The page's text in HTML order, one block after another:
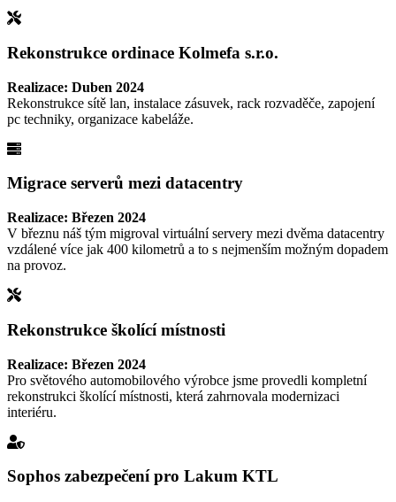
Rekonstrukce ordinace Kolmefa s.r.o.
Realizace: Duben 2024
Rekonstrukce sítě lan, instalace zásuvek, rack rozvaděče, zapojení
pc techniky, organizace kabeláže.
Migrace serverů mezi datacentry
Realizace: Březen 2024
V březnu náš tým migroval virtuální servery mezi dvěma datacentry
vzdálené více jak 400 kilometrů a to s nejmenším možným dopadem
na provoz.
Rekonstrukce školící místnosti
Realizace: Březen 2024
Pro světového automobilového výrobce jsme provedli kompletní
rekonstrukci školící místnosti, která zahrnovala modernizaci
interiéru.
Sophos zabezpečení pro Lakum KTL